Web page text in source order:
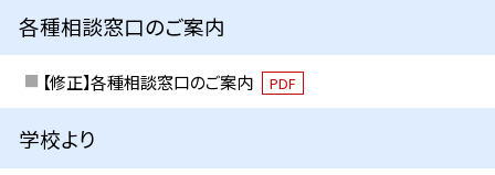
各種相談窓口のご案内
【修正】各種相談窓口のご案内 PDF
学校より